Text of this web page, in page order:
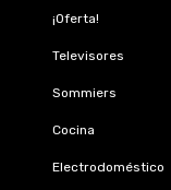
¡Oferta!
Televisores
Sommiers
Cocina
Electrodoméstico